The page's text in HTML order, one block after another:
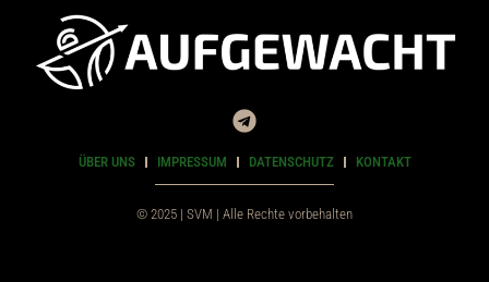
ÜBER UNS IMPRESSUM DATENSCHUTZ KONTAKT
© 2025 | SVM | Alle Rechte vorbehalten